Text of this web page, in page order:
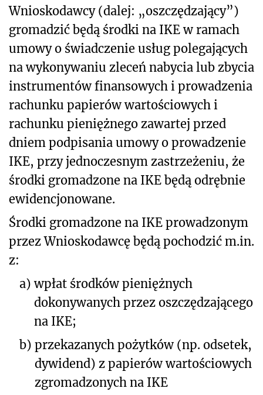
Wnioskodawcy (dalej: „oszczędzający”)
gromadzić będą środki na IKE w ramach
umowy o świadczenie usług polegających
na wykonywaniu zleceń nabycia lub zbycia
instrumentów finansowych i prowadzenia
rachunku papierów wartościowych i
rachunku pieniężnego zawartej przed
dniem podpisania umowy o prowadzenie
IKE, przy jednoczesnym zastrzeżeniu, że
środki gromadzone na IKE będą odrębnie
ewidencjonowane.
Środki gromadzone na IKE prowadzonym
przez Wnioskodawcę będą pochodzić m.in.
z:
a) wpłat środków pieniężnych
dokonywanych przez oszczędzającego
na IKE;
b) przekazanych pożytków (np. odsetek,
dywidend) z papierów wartościowych
zgromadzonych na IKE